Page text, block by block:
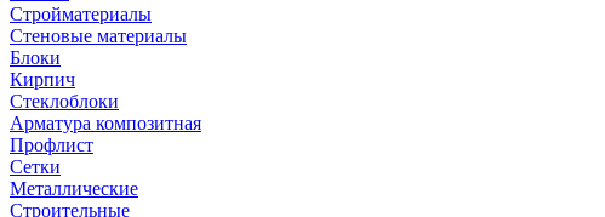
Стройматериалы
Стеновые материалы
Блоки
Кирпич
Стеклоблоки
Арматура композитная
Профлист
Сетки
Металлические
Строительные